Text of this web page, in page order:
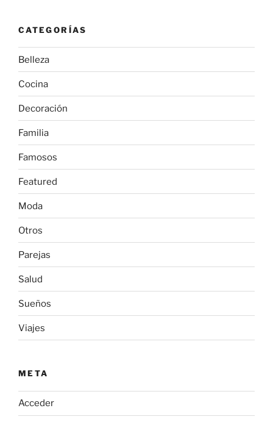
CATEGORÍAS
Belleza
Cocina
Decoración
Familia
Famosos
Featured
Moda
Otros
Parejas
Salud
Sueños
Viajes
META
Acceder